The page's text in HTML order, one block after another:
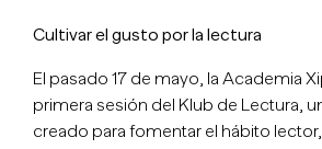
Cultivar el gusto por la lectura
El pasado 17 de mayo, la Academia
primera sesión del Klub de Lectura,
creado para fomentar el hábito